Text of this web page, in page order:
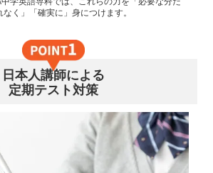
く」「確実に」身につけます。
日本人講師による
定期テスト対策